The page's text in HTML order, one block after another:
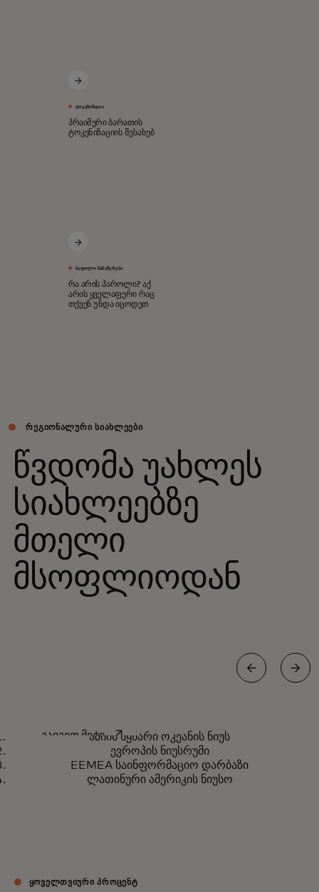
ᲢᲝᲙᲔᲜᲘᲖᲐᲪᲘᲐ
პრაიმერი ბარათის
ტოკენიზაციის შესახებ
ᲡᲐᲤᲝᲚᲝ ᲩᲐᲜᲐᲬᲔᲠᲔᲑᲘ
რა არის პაროლი? აქ
არის ყველაფერი რაც
თქვენ უნდა იცოდეთ
ᲠᲔᲒᲘᲝᲜᲐᲚᲣᲠᲘ ᲡᲘᲐᲮᲚᲔᲔᲑᲘ
წვდომა უახლეს
სიახლეებზე
მთელი
მსოფლიოდან
აზიის წყნარი ოკეანის ახალი
გაიგეთ მეტიopens in a new tab
აზიის წყნარი ოკეანის ნიუს
ევროპის ნიუსრუმი
EEMEA საინფორმაციო დარბაზი
ლათინური ამერიკის ნიუსო
ᲧᲝᲕᲔᲚᲗᲕᲘᲣᲠᲘ ᲞᲠᲝᲪᲔᲜᲢ